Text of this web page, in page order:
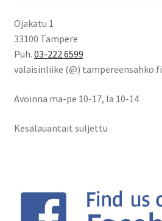
Ojakatu 1
33100 Tampere
Puh. 03-222 6599
valaisinliike (@) tampereensahko.fi
Avoinna ma-pe 10-17, la 10-14
Kesälauantait suljettu